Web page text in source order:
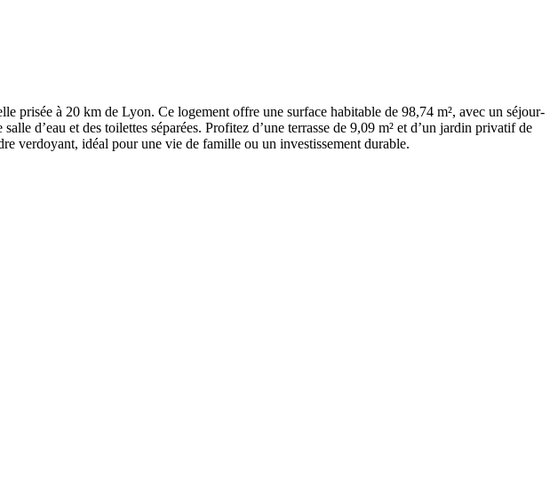
prisée à 20 km de Lyon. Ce logement offre une surface habitable de 98,74 m², avec un séjour-
d’eau et des toilettes séparées. Profitez d’une terrasse de 9,09 m² et d’un jardin privatif de
verdoyant, idéal pour une vie de famille ou un investissement durable.